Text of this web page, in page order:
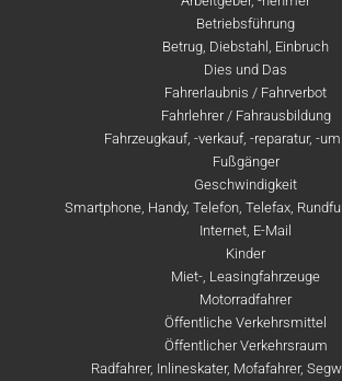
Betriebsführung
Betrug, Diebstahl, Einbruch
Dies und Das
Fahrerlaubnis / Fahrverbot
Fahrlehrer / Fahrausbildung
Fahrzeugkauf, -verkauf, -reparatur, -
Fußgänger
Geschwindigkeit
Smartphone, Handy, Telefon, Telefax,
Internet, E-Mail
Kinder
Miet-, Leasingfahrzeuge
Motorradfahrer
Öffentliche Verkehrsmittel
Öffentlicher Verkehrsraum
Radfahrer, Inlineskater, Mofafahrer,